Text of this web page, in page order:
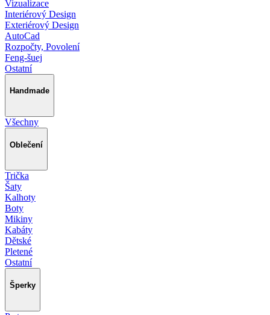
Vizualizace
Interiérový Design
Exteriérový Design
AutoCad
Rozpočty, Povolení
Feng-šuej
Ostatní
Handmade
Všechny
Oblečení
Trička
Šaty
Kalhoty
Boty
Mikiny
Kabáty
Dětské
Pletené
Ostatní
Šperky